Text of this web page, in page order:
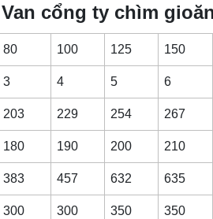
cổng ty chìm
80 100 125 150
3 4 5 6
203 229 254 267
180 190 200 210
383 457 632 635
300 300 350 350